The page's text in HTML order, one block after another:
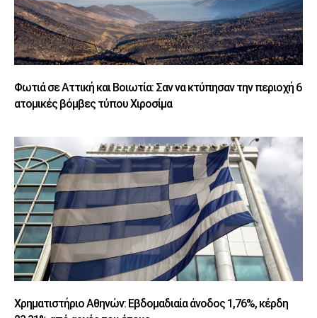
Φωτιά σε Αττική και Βοιωτία: Σαν να κτύπησαν την περιοχή 6
ατομικές βόμβες τύπου Χιροσίμα
Χρηματιστήριο Αθηνών: Εβδομαδιαία άνοδος 1,76%, κέρδη